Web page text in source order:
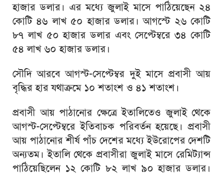
হাজার ডলার। এর মধ্যে জুলাই মাসে পাঠিয়েছেন ২৪
কোটি ৪৬ লাখ ৫০ হাজার ডলার। আগস্টে ২৬ কোটি
৮৭ লাখ ৫০ হাজার ডলার এবং সেপ্টেম্বরে ৩৪ কোটি
৫৪ লাখ ৬০ হাজার ডলার।
সৌদি আরবে আগস্ট-সেপ্টেম্বর দুই মাসে প্রবাসী আয়
বৃদ্ধির হার যথাক্রমে ১০ শতাংশ ও ৪১ শতাংশ।
প্রবাসী আয় পাঠানোর ক্ষেত্রে ইতালিতেও জুলাই থেকে
আগস্ট-সেপ্টেম্বরে ইতিবাচক পরিবর্তন হয়েছে। প্রবাসী
আয় পাঠানোর শীর্ষ পাঁচ দেশের মধ্যে ইউরোপের দেশটি
অন্যতম। ইতালি থেকে প্রবাসীরা জুলাই মাসে রেমিট্যান্স
পাঠিয়েছিলেন ১২ কোটি ৮২ লাখ ৯০ হাজার ডলার।